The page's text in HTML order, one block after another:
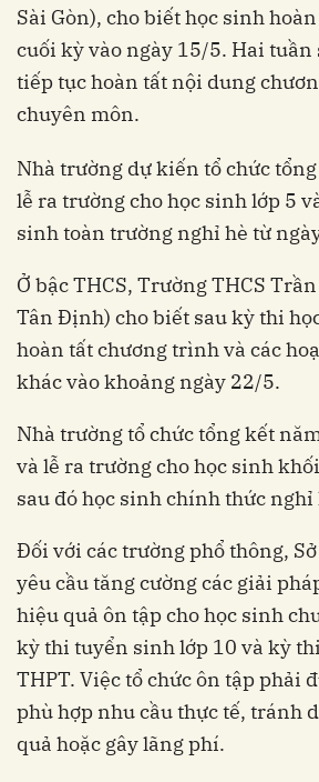
Sài Gòn), cho biết học sinh
cuối kỳ vào ngày 15/5. Hai tuần
tiếp tục hoàn tất nội dung
chuyên môn.
Nhà trường dự kiến tổ chức
lễ ra trường cho học sinh lớp 5
sinh toàn trường nghỉ hè từ
Ở bậc THCS, Trường THCS
Tân Định) cho biết sau kỳ thi
hoàn tất chương trình và các
khác vào khoảng ngày 22/5.
Nhà trường tổ chức tổng kết
và lễ ra trường cho học sinh
sau đó học sinh chính thức nghỉ
Đối với các trường phổ thông,
yêu cầu tăng cường các giải
hiệu quả ôn tập cho học sinh
kỳ thi tuyển sinh lớp 10 và kỳ
THPT. Việc tổ chức ôn tập phải
phù hợp nhu cầu thực tế, tránh
quả hoặc gây lãng phí.